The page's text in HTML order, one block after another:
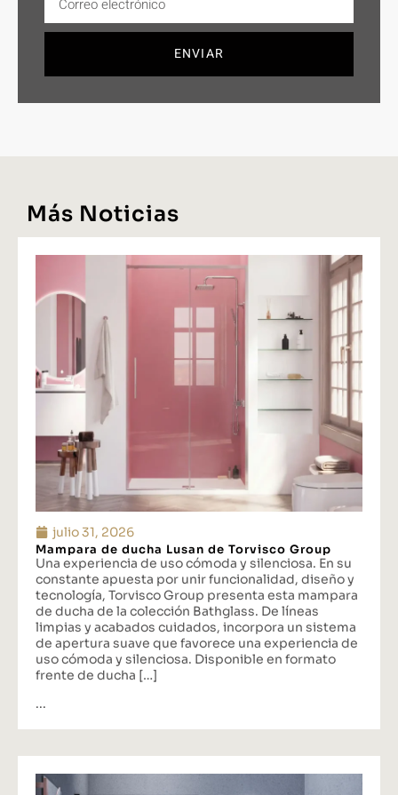
ENVIAR
Más Noticias
julio 31, 2026
Mampara de ducha Lusan de Torvisco Group
Una experiencia de uso cómoda y silenciosa. En su
constante apuesta por unir funcionalidad, diseño y
tecnología, Torvisco Group presenta esta mampara
de ducha de la colección Bathglass. De líneas
limpias y acabados cuidados, incorpora un sistema
de apertura suave que favorece una experiencia de
uso cómoda y silenciosa. Disponible en formato
frente de ducha […]
...